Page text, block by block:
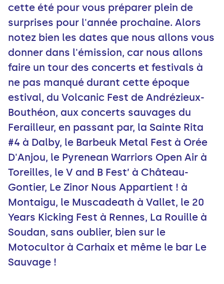
cette été pour vous préparer plein de
surprises pour l'année prochaine. Alors
notez bien les dates que nous allons vous
donner dans l'émission, car nous allons
faire un tour des concerts et festivals à
ne pas manqué durant cette époque
estival, du Volcanic Fest de Andrézieux-
Bouthéon, aux concerts sauvages du
Ferailleur, en passant par, la Sainte Rita
#4 à Dalby, le Barbeuk Metal Fest à Orée
D'Anjou, le Pyrenean Warriors Open Air à
Toreilles, le V and B Fest’ à Château-
Gontier, Le Zinor Nous Appartient ! à
Montaigu, le Muscadeath à Vallet, le 20
Years Kicking Fest à Rennes, La Rouille à
Soudan, sans oublier, bien sur le
Motocultor à Carhaix et même le bar Le
Sauvage !